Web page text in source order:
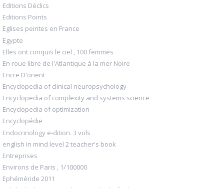
Editions Déclics
Editions Points
Eglises peintes en France
Egypte
Elles ont conquis le ciel , 100 femmes
En roue libre de l'Atlantique à la mer Noire
Encre D'orient
Encyclopedia of clinical neuropsychology
Encyclopedia of complexity and systems science
Encyclopedia of optimization
Encyclopédie
Endocrinology e-dition. 3 vols
english in mind level 2 teacher's book
Entreprises
Environs de Paris , 1/100000
Ephéméride 2011